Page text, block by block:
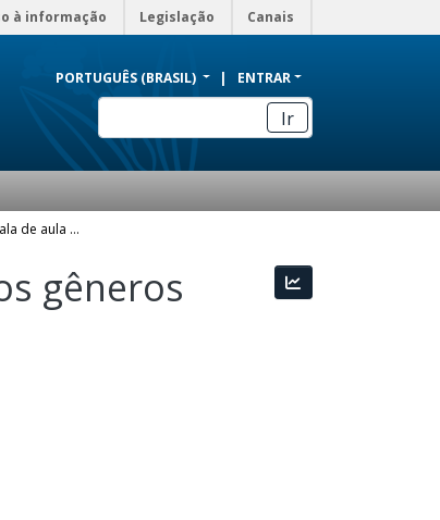
à informação Legislação Canais
PORTUGUÊS (BRASIL) ENTRAR
Ir
O uso do cinema na sala de aula e o trabalho com os gêneros textuais
gêneros